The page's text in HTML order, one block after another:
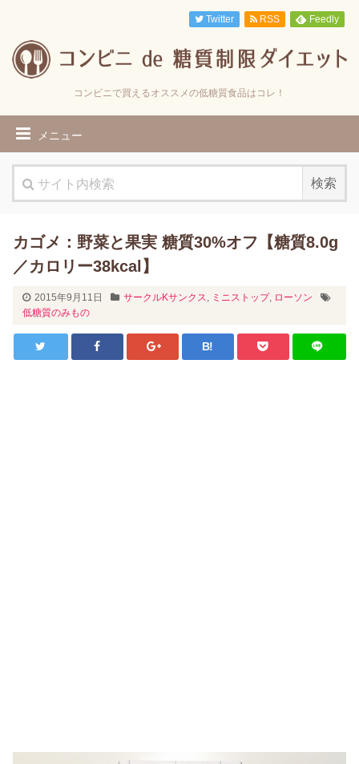
コンビニで買えるオススメの低糖質食品はコレ！
メニュー
Twitter RSS Feedly
カゴメ：野菜と果実 糖質30%オフ【糖質8.0g
／カロリー38kcal】
2015年9月11日 サークルKサンクス, ミニストップ, ローソン
低糖質のみもの
B!